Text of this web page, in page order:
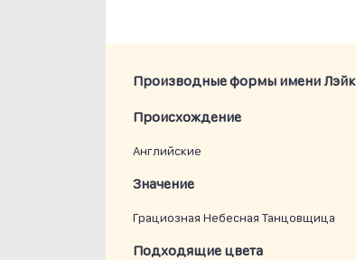
Производные формы имени Лэйк
Проиcхождение
Английские
Значение
Грациозная Небесная Танцовщица
Подходящие цвета